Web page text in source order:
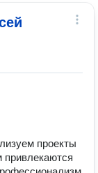
проекты
привлекаются